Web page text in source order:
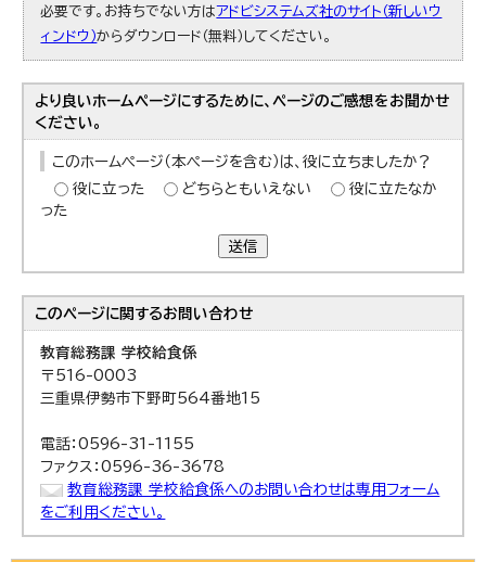
必要です。お持ちでない方はアドビシステムズ社のサイト（新しいウ
ィンドウ）からダウンロード（無料）してください。
より良いホームページにするために、ページのご感想をお聞かせ
ください。
このホームページ（本ページを含む）は、役に立ちましたか？
役に立った
どちらともいえない
役に立たなか
った
送信
このページに関するお問い合わせ
教育総務課 学校給食係
〒516-0003
三重県伊勢市下野町564番地15
電話：0596-31-1155
ファクス：0596-36-3678
教育総務課 学校給食係へのお問い合わせは専用フォーム
をご利用ください。